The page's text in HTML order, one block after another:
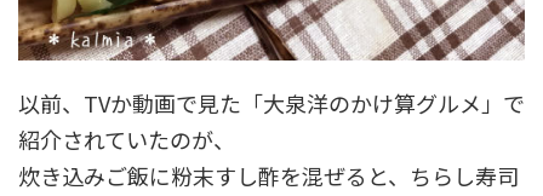
以前、TVか動画で見た「大泉洋のかけ算グルメ」で
紹介されていたのが、
炊き込みご飯に粉末すし酢を混ぜると、ちらし寿司